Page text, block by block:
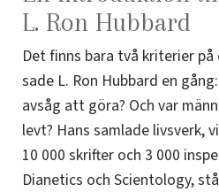
L. Ron Hubbard
Det finns bara två kriterier
sade L. Ron Hubbard en
avsåg att göra? Och var
levt? Hans samlade livsverk,
10 000 skrifter och 3 000
Dianetics och Scientology,